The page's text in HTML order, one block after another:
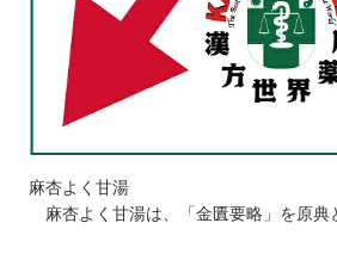
麻杏よく甘湯
麻杏よく甘湯は、「金匱要略」を原典